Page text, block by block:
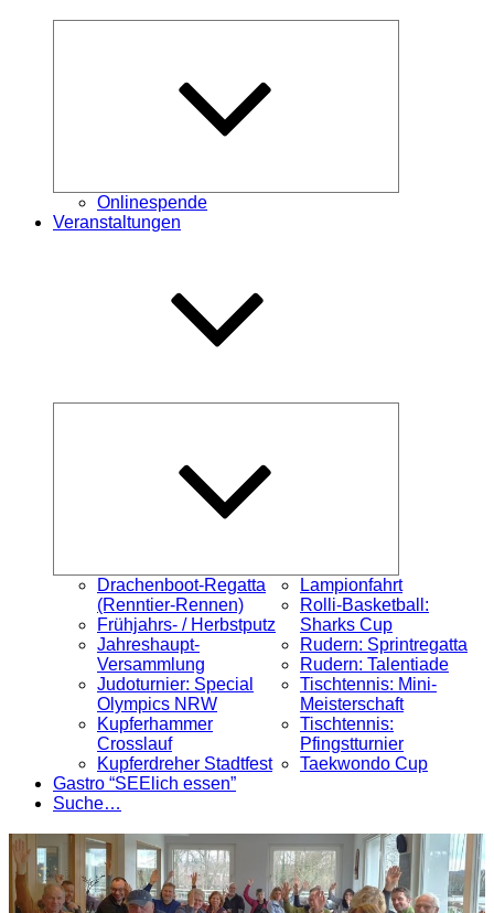
Onlinespende
Veranstaltungen
Drachenboot-Regatta
(Renntier-Rennen)
Frühjahrs- / Herbstputz
Jahreshaupt-
Versammlung
Judoturnier: Special
Olympics NRW
Kupferhammer
Crosslauf
Kupferdreher Stadtfest
Lampionfahrt
Rolli-Basketball:
Sharks Cup
Rudern: Sprintregatta
Rudern: Talentiade
Tischtennis: Mini-
Meisterschaft
Tischtennis:
Pfingstturnier
Taekwondo Cup
Gastro “SEElich essen”
Suche…